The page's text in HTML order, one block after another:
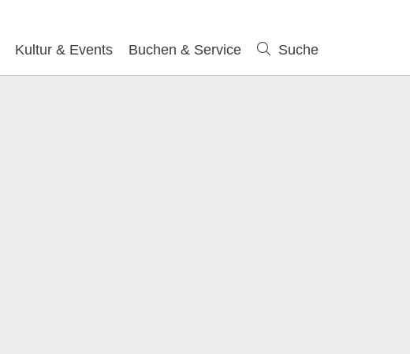
Kultur & Events Buchen & Service Suche